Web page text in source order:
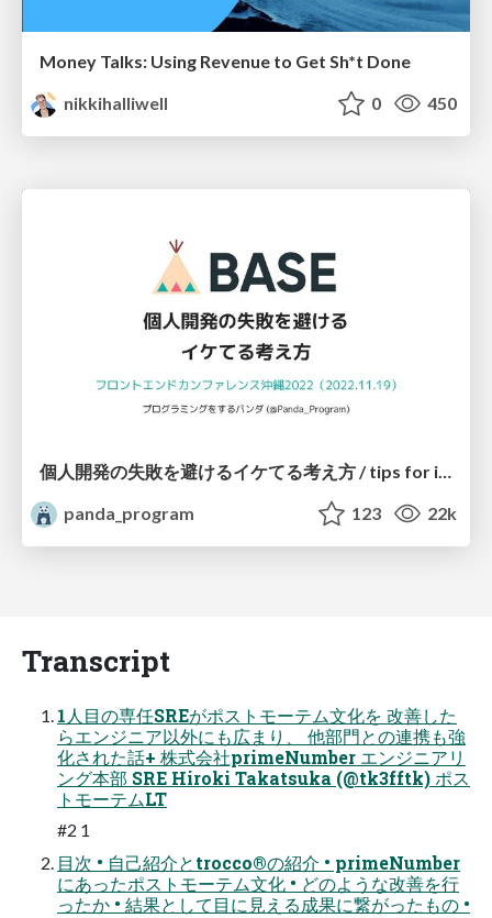
Money Talks: Using Revenue to Get Sh*t Done
nikkihalliwell
0 450
panda_program
123 22k
Transcript
1人目の専任SREがポストモーテム文化を 改善した
らエンジニア以外にも広まり、 他部門との連携も強
化された話+ 株式会社primeNumber エンジニアリ
ング本部 SRE Hiroki Takatsuka (@tk3fftk) ポス
トモーテムLT
#2 1
目次 • 自己紹介とtrocco®の紹介 • primeNumber
にあったポストモーテム文化 • どのような改善を行
ったか • 結果として目に見える成果に繋がったもの •